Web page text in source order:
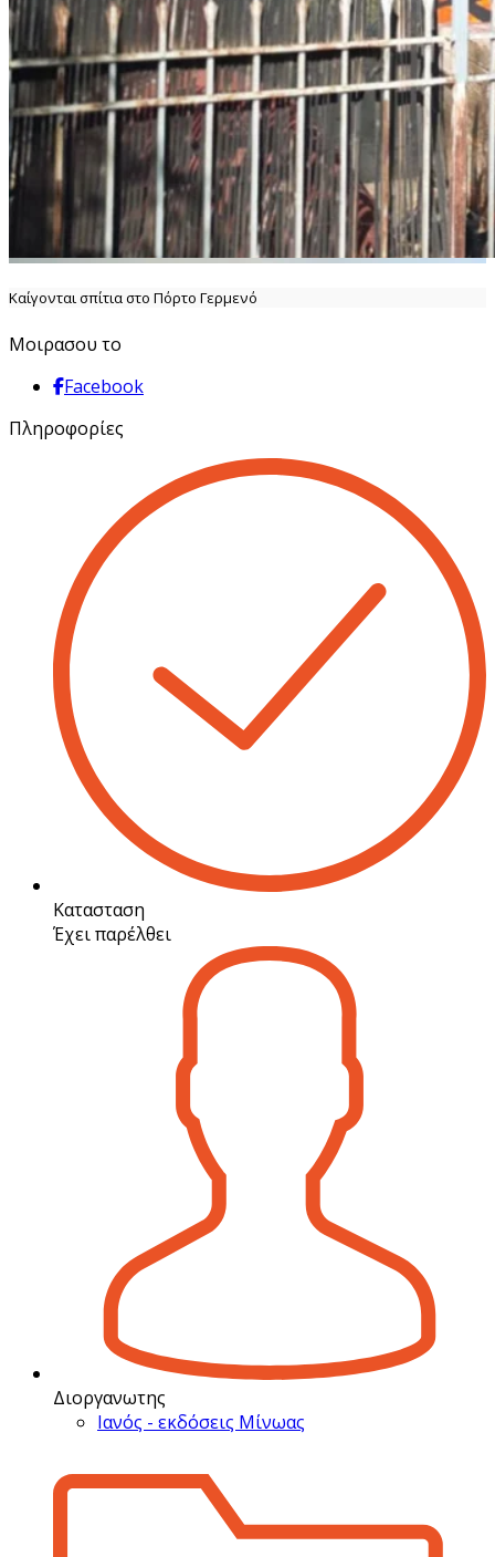
Καίγονται σπίτια στο Πόρτο Γερμενό
Μοιρασου το
Facebook
Πληροφορίες
Κατασταση
Έχει παρέλθει
Διοργανωτης
Ιανός - εκδόσεις Μίνωας